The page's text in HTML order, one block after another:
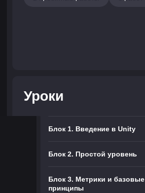
Блок 1. Введение в Unity
Блок 2. Простой уровень
Блок 3. Метрики и базовые
принципы